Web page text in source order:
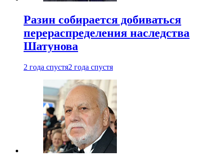
Разин собирается добиваться
перераспределения наследства
Шатунова
2 года спустя2 года спустя